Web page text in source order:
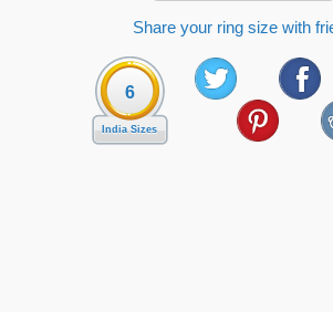
Share your ring size with
6
India Sizes